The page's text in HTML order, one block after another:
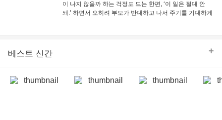
이 나지 않을까 하는 걱정도 드는 한편, ‘이 일은 절대 안
돼.’ 하면서 오히려 부모가 반대하고 나서 주기를 기대하게
베스트 신간 +